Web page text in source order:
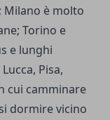
Milano è molto
Torino e
e lunghi
Pisa,
cui camminare
dormire vicino